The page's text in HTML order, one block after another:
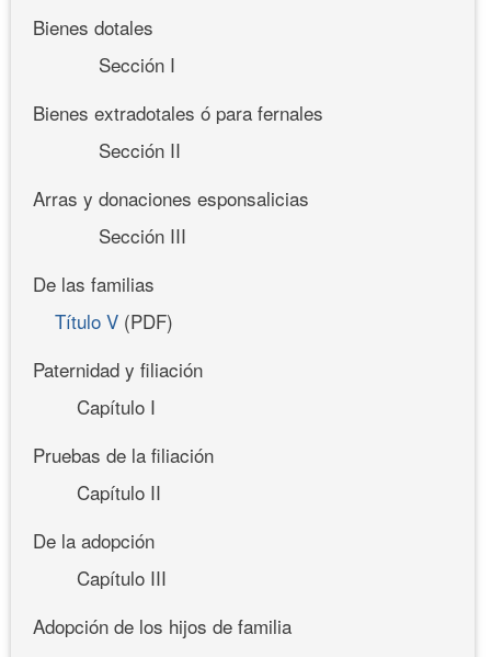
Bienes dotales
Sección I
Bienes extradotales ó para fernales
Sección II
Arras y donaciones esponsalicias
Sección III
De las familias
Título V (PDF)
Paternidad y filiación
Capítulo I
Pruebas de la filiación
Capítulo II
De la adopción
Capítulo III
Adopción de los hijos de familia